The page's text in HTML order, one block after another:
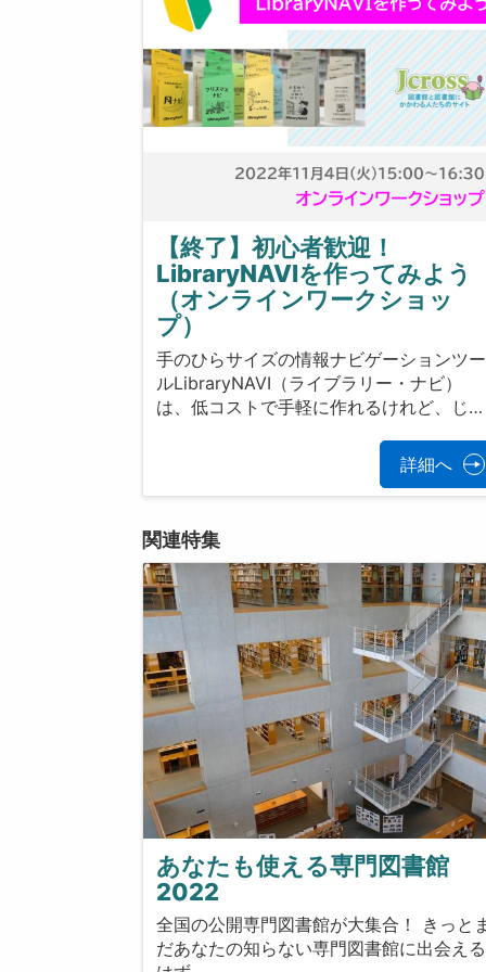
【終了】初心者歓迎！
LibraryNAVIを作ってみよう
（オンラインワークショッ
プ）
手のひらサイズの情報ナビゲーションツー
ルLibraryNAVI（ライブラリー・ナビ）
は、低コストで手軽に作れるけれど、じ…
詳細へ
関連特集
あなたも使える専門図書館
2022
全国の公開専門図書館が大集合！ きっと
だあなたの知らない専門図書館に出会える